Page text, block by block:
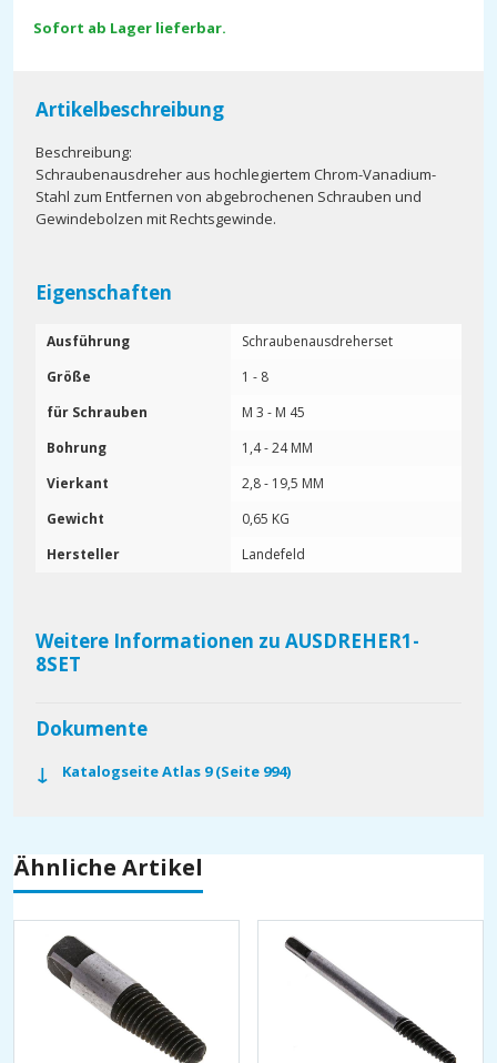
Sofort ab Lager lieferbar.
Artikelbeschreibung
Beschreibung:
Schraubenausdreher aus hochlegiertem Chrom-Vanadium-
Stahl zum Entfernen von abgebrochenen Schrauben und
Gewindebolzen mit Rechtsgewinde.
Eigenschaften
Ausführung
Schraubenausdreherset
Größe
1 - 8
für Schrauben
M 3 - M 45
Bohrung
1,4 - 24 MM
Vierkant
2,8 - 19,5 MM
Gewicht
0,65 KG
Hersteller
Landefeld
Weitere Informationen zu AUSDREHER1-
8SET
Dokumente
Katalogseite Atlas 9 (Seite 994)
Ähnliche Artikel